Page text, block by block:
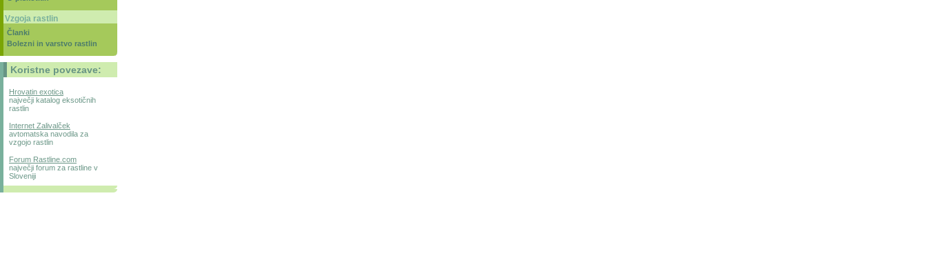
Vzgoja rastlin
Članki
Bolezni in varstvo rastlin
Koristne povezave:
Hrovatin exotica
največji katalog eksotičnih
rastlin
Internet Zalivalček
avtomatska navodila za
vzgojo rastlin
Forum Rastline.com
največji forum za rastline v
Sloveniji